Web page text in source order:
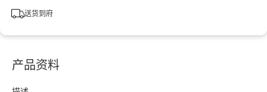
送货到府
产品资料